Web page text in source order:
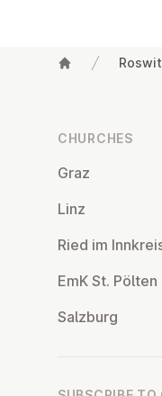
CHURCHES
Graz
Linz
Ried im
EmK St. Pölten
Salzburg